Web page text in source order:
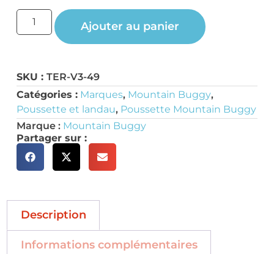
Ajouter au panier
SKU : TER-V3-49
Catégories : Marques, Mountain Buggy,
Poussette et landau, Poussette Mountain Buggy
Marque : Mountain Buggy
Partager sur :
Description
Informations complémentaires